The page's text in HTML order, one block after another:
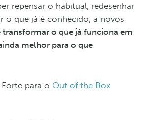
repensar o habitual, redesenhar
o que já é conhecido, a novos
transformar o que já funciona em
melhor para o que
para o Out of the Box